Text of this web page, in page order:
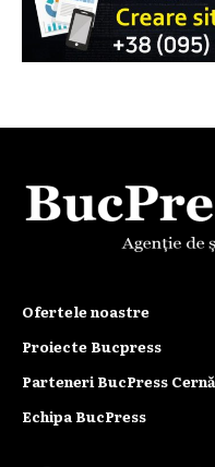
Ofertele noastre
Proiecte Bucpress
Parteneri BucPress
Echipa BucPress